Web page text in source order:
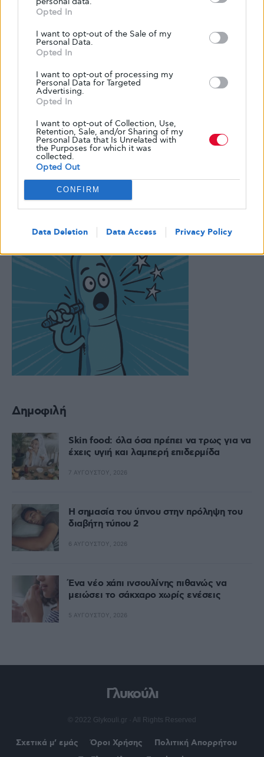
Opted In
I want to opt-out of the Sale of my
Personal Data.
Opted In
I want to opt-out of processing my
Personal Data for Targeted
Advertising.
Opted In
I want to opt-out of Collection, Use,
Retention, Sale, and/or Sharing of my
Personal Data that Is Unrelated with
the Purposes for which it was
collected.
Opted Out
CONFIRM
Data Deletion Data Access Privacy Policy
Δημοφιλή
Skin food: όλα όσα πρέπει να τρως για να
έχεις υγιή και λαμπερή επιδερμίδα
7 ΑΥΓΟΎΣΤΟΥ, 2026
Η σημασία του ύπνου στην πρόληψη του
διαβήτη τύπου 2
6 ΑΥΓΟΎΣΤΟΥ, 2026
Ένα νέο χάπι ινσουλίνης πιθανώς να
μειώσει το σάκχαρο χωρίς ενέσεις
5 ΑΥΓΟΎΣΤΟΥ, 2026
Γλυκούλι
© 2022 Glykouli.gr · All Rights Reserved
Σχετικά μ’ εμάς Όροι Χρήσης
Πολιτική Απορρήτου